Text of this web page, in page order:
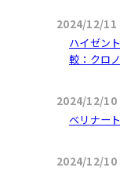
2024/12/11
ハイゼン
較：クロ
2024/12/10
ベリナー
2024/12/10